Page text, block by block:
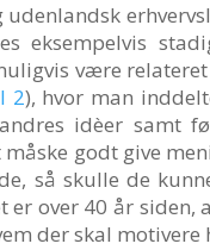
eksempelvis
være
2), hvor man
idèer samt
godt give
så skulle de
over 40 år
der skal motivere